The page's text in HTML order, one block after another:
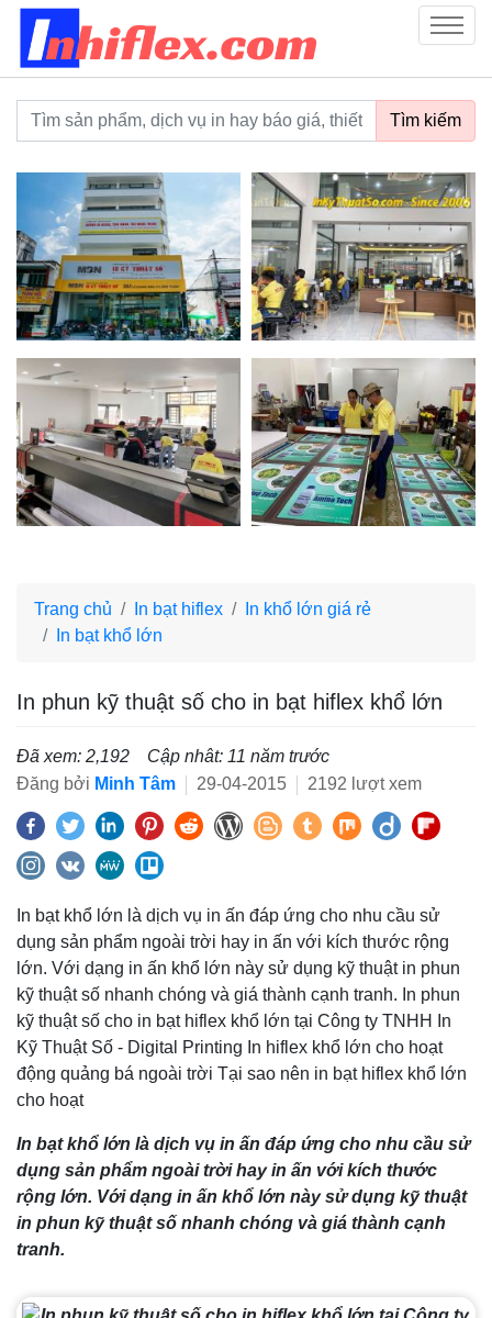
inhiflex.com
Menu
Từ khoá tìm kiếm Tìm kiếm
Trang chủ In bạt hiflex
In khổ lớn giá rẻ
In bạt khổ lớn
In phun kỹ thuật số cho in bạt hiflex khổ lớn
Đã xem: 2,192
Cập nhât: 11 năm trước
Đăng bởi Minh Tâm 29-04-2015 2192 lượt xem
In bạt khổ lớn là dịch vụ in ấn đáp ứng cho nhu cầu sử
dụng sản phẩm ngoài trời hay in ấn với kích thước rộng
lớn. Với dạng in ấn khổ lớn này sử dụng kỹ thuật in phun
kỹ thuật số nhanh chóng và giá thành cạnh tranh. In phun
kỹ thuật số cho in bạt hiflex khổ lớn tại Công ty TNHH In
Kỹ Thuật Số - Digital Printing In hiflex khổ lớn cho hoạt
động quảng bá ngoài trời Tại sao nên in bạt hiflex khổ lớn
cho hoạt
In bạt khổ lớn là dịch vụ in ấn đáp ứng cho nhu cầu sử
dụng sản phẩm ngoài trời hay in ấn với kích thước
rộng lớn. Với dạng in ấn khổ lớn này sử dụng kỹ thuật
in phun kỹ thuật số nhanh chóng và giá thành cạnh
tranh.